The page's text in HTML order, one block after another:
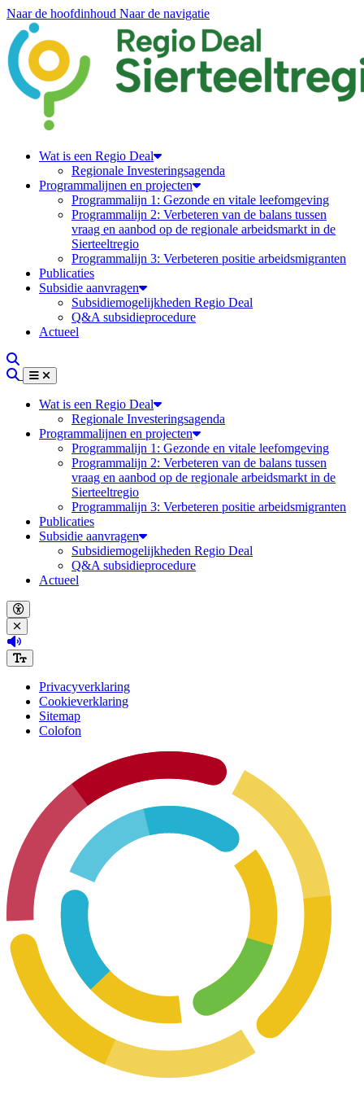
Naar de hoofdinhoud Naar de navigatie
Wat is een Regio Deal
Regionale Investeringsagenda
Programmalijnen en projecten
Programmalijn 1: Gezonde en vitale leefomgeving
Programmalijn 2: Verbeteren van de balans tussen
vraag en aanbod op de regionale arbeidsmarkt in de
Sierteeltregio
Programmalijn 3: Verbeteren positie arbeidsmigranten
Publicaties
Subsidie aanvragen
Subsidiemogelijkheden Regio Deal
Q&A subsidieprocedure
Actueel
Zoeken
Menu
Sluiten
Wat is een Regio Deal
Regionale Investeringsagenda
Programmalijnen en projecten
Programmalijn 1: Gezonde en vitale leefomgeving
Programmalijn 2: Verbeteren van de balans tussen
vraag en aanbod op de regionale arbeidsmarkt in de
Sierteeltregio
Programmalijn 3: Verbeteren positie arbeidsmigranten
Publicaties
Subsidie aanvragen
Subsidiemogelijkheden Regio Deal
Q&A subsidieprocedure
Actueel
Open accessibility menu
Close accessibility menu
(Deze link opent in een nieuw tabblad)
Increase font size
Privacyverklaring
Cookieverklaring
Sitemap
Colofon